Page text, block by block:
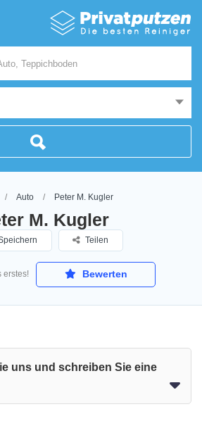
Auto Peter M. Kugler
M. Kugler
Teilen
erstes! Bewerten
uns und schreiben Sie eine